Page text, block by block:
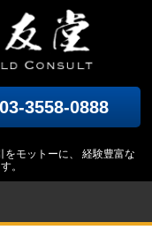
3558-0888
をモットーに、 経験豊富な
。